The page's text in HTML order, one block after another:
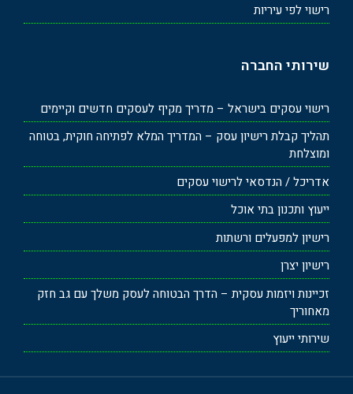
רישוי לפי עיריות
שירותי החברה
רישוי עסקים בישראל – מדריך מקיף לעסקים חדשים וקיימים
תהליך קבלת רישיון עסק – המדריך המלא לפתיחה חוקית, בטוחה
ומוצלחת
אדריכל / הנדסאי לרישוי עסקים
ייעוץ ותכנון בתי אוכל
רישיון למפעלים ורשתות
רישיון יצרן
זכיינות ויזמות עסקית – הדרך הבטוחה לעסק משלך עם גב חזק
מאחוריך
שירותי ייעוץ